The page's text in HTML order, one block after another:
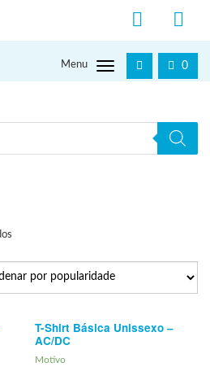
0
Menu
T-Shirt Básica Unissexo –
AC/DC
Motivo